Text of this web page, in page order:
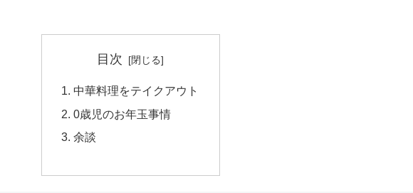
目次
中華料理をテイクアウト
0歳児のお年玉事情
余談